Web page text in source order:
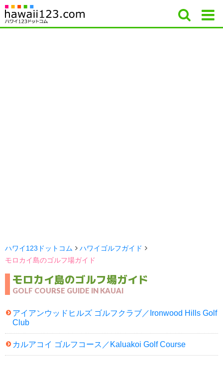
ハワイ123ドットコム
ハワイゴルフガイド
モロカイ島のゴルフ場ガイド
モロカイ島のゴルフ場ガイド
GOLF COURSE GUIDE IN KAUAI
アイアンウッドヒルズ ゴルフクラブ／Ironwood Hills Golf
Club
カルアコイ ゴルフコース／Kaluakoi Golf Course